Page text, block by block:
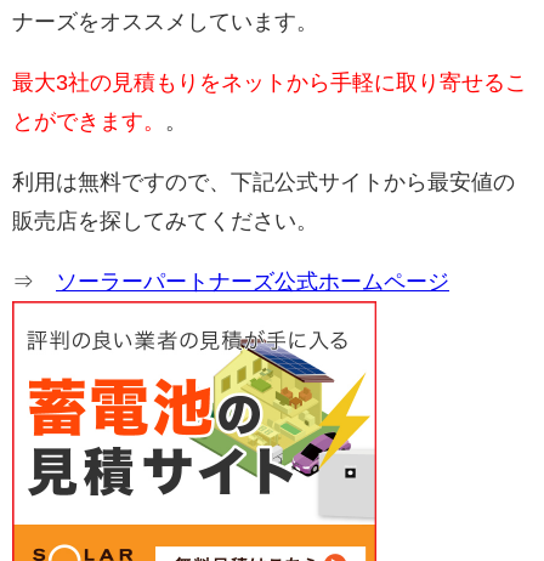
ナーズをオススメしています。
最大3社の見積もりをネットから手軽に取り寄せるこ
とができます。
。
利用は無料ですので、下記公式サイトから最安値の
販売店を探してみてください。
⇒ ソーラーパートナーズ公式ホームページ